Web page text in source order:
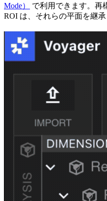
Mode）
で利用できます。再
ROI は、それらの平面を継承